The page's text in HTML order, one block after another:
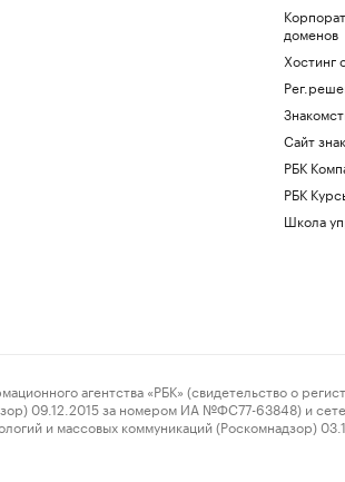
доменов
Хостинг
Сайт
РБК
РБК
Школа
агентства «РБК» (свидетельство о
09.12.2015 за номером ИА №ФС77-63848) и
и массовых коммуникаций (Роскомнадзор)